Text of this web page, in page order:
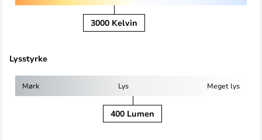
3000 Kelvin
Lysstyrke
Mørk Lys Meget lys
400 Lumen